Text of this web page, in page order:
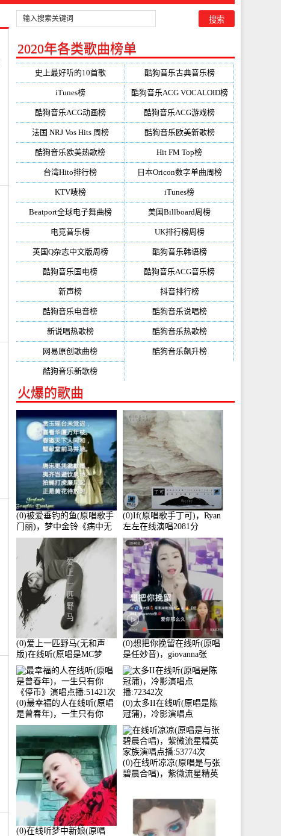
2020年各类歌曲榜单
史上最好听的10首歌 酷狗音乐古典音乐榜
iTunes榜 酷狗音乐ACG VOCALOID榜
酷狗音乐ACG动画榜 酷狗音乐ACG游戏榜
法国 NRJ Vos Hits 周榜 酷狗音乐欧美新歌榜
酷狗音乐欧美热歌榜 Hit FM Top榜
台湾Hito排行榜 日本Oricon数字单曲周榜
KTV唛榜 iTunes榜
Beatport全球电子舞曲榜 美国Billboard周榜
电竞音乐榜 UK排行榜周榜
英国Q杂志中文版周榜 酷狗音乐韩语榜
酷狗音乐国电榜 酷狗音乐ACG音乐榜
新声榜 抖音排行榜
酷狗音乐电音榜 酷狗音乐说唱榜
新说唱热歌榜 酷狗音乐热歌榜
网易原创歌曲榜 酷狗音乐飙升榜
酷狗音乐新歌榜
火爆的歌曲
(0)被爱垂钓的鱼(原唱歌手
门丽)，梦中金铃《病中无
法回复大家》在线演唱
3586分
(0)If(原唱歌手丁可)，Ryan
左左在线演唱2081分
(0)爱上一匹野马(无和声
版)在线听(原唱是MC梦
柯)，冰鑫Asce演唱点
播:178815次
(0)想把你挽留在线听(原唱
是任妙音)，giovanna张
【任96】演唱点播:60173次
(0)最幸福的人在线听(原唱
是曾春年)，一生只有你
《停币》演唱点播:51421次
(0)太多II在线听(原唱是陈
冠蒲)，冷影演唱点
播:72342次
(0)在线听梦中新娘(原唱
(0)在线听凉凉(原唱是与张
碧晨合唱)，紫微流星精英